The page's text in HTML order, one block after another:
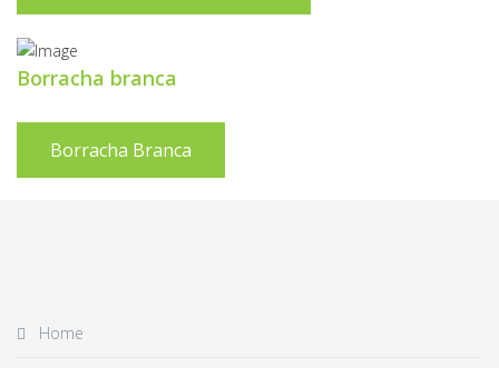
Borracha branca
Borracha Branca
Home